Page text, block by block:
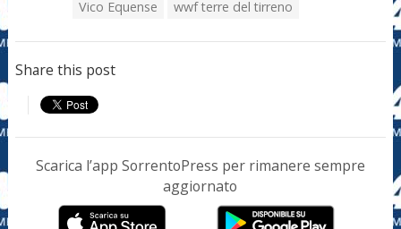
Vico Equense
wwf terre del tirreno
Share this post
Scarica l’app SorrentoPress per rimanere sempre
aggiornato